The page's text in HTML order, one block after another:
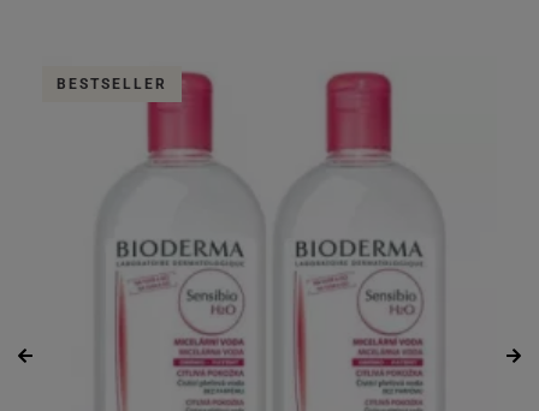
BESTSELLER